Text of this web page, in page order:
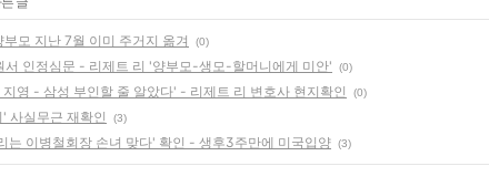
모 지난 7월 이미 주거지 옮겨 (0)
서 인정심문 - 리제트 리 '양부모-생모-할머니에게 미안' (0)
영 - 삼성 부인할 줄 알았다' - 리제트 리 변호사 현지확인 (0)
사실무근 재확인 (3)
는 이병철회장 손녀 맞다' 확인 - 생후3주만에 미국입양 (3)